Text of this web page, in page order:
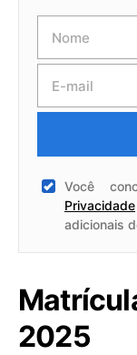
Você
Privacidade
adicionais
2025